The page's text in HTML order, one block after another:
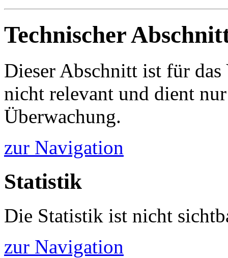
Technischer
Dieser Abschnitt ist für das
nicht relevant und dient
Überwachung.
zur Navigation
Statistik
Die Statistik ist nicht
zur Navigation